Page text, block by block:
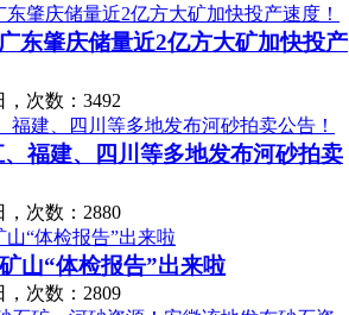
东肇庆储量近2亿方大矿加快投产
，次数：3492
福建、四川等多地发布河砂拍卖
，次数：2880
山“体检报告”出来啦
，次数：2809